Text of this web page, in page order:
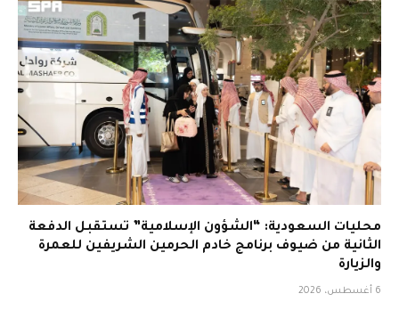
محليات السعودية: “الشؤون الإسلامية” تستقبل الدفعة
الثانية من ضيوف برنامج خادم الحرمين الشريفين للعمرة
والزيارة
6 أغسطس، 2026